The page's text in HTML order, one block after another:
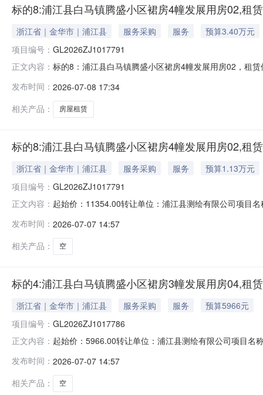
标的8:浦江县白马镇腾盛小区裙房4幢发展用房02,租
浙江省｜金华市｜浦江县 服务采购 服务
预算3.40万元
项目编号： GL2026ZJ1017791
正文内容： 标的8：浦江县白马镇腾盛小区裙房4幢发展用房02，租
话：-1、转让标的基本情况项目名称标的8：浦江县白马
发布时间： 2026-07-08 17:34
相关产品：
房屋租赁
标的8:浦江县白马镇腾盛小区裙房4幢发展用房02,租
浙江省｜金华市｜浦江县 服务采购 服务
预算1.13万元
项目编号： GL2026ZJ1017791
正文内容： 起始价：11354.00转让单位：浦江县测绘有限公司项目
发布时间： 2026-07-07 14:57
相关产品：
空
标的4:浦江县白马镇腾盛小区裙房3幢发展用房04,租
浙江省｜金华市｜浦江县 服务采购 服务
预算5966元
项目编号： GL2026ZJ1017786
正文内容： 起始价：5966.00转让单位：浦江县测绘有限公司项目
发布时间： 2026-07-07 14:57
相关产品：
空